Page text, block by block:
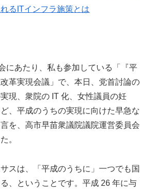
るITインフラ施策とは
にあたり、私も参加している「『平
革実現会議」で、本日、党首討論の
現、衆院の IT 化、女性議員の妊
、平成のうちの実現に向けた早急な
を、高市早苗衆議院議院運営委員会
。
スは、「平成のうちに」一つでも国
、ということです。平成 26 年に与